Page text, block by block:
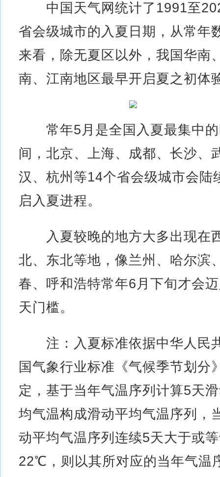
中国天气网统计了1991至
省会级城市的入夏日期，从常年
来看，除无夏区以外，我国华南
南、江南地区最早开启夏之初体
常年5月是全国入夏最集中
间，北京、上海、成都、长沙、
汉、杭州等14个省会级城市会陆
启入夏进程。
入夏较晚的地方大多出现在
北、东北等地，像兰州、哈尔滨
春、呼和浩特常年6月下旬才会
天门槛。
注：入夏标准依据中华人民
国气象行业标准《气候季节划分
定，基于当年气温序列计算5天
均气温构成滑动平均气温序列，
动平均气温序列连续5天大于或
22℃，则以其所对应的当年气温